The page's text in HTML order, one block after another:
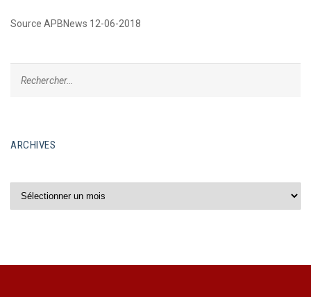
Source APBNews 12-06-2018
ARCHIVES